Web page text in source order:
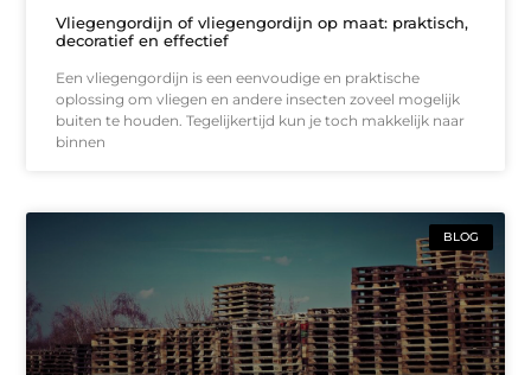
Vliegengordijn of vliegengordijn op maat: praktisch,
decoratief en effectief
Een vliegengordijn is een eenvoudige en praktische
oplossing om vliegen en andere insecten zoveel mogelijk
buiten te houden. Tegelijkertijd kun je toch makkelijk naar
binnen
BLOG